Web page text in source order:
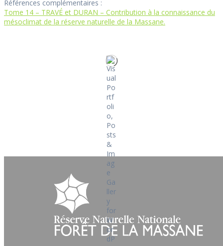
Références complémentaires :
Tome 14 – TRAVÉ et DURAN – Contribution à la connaissance du
mésoclimat de la réserve naturelle de la Massane.